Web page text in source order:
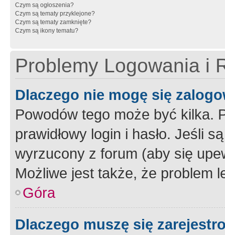
Czym są ogłoszenia?
Czym są tematy przyklejone?
Czym są tematy zamknięte?
Czym są ikony tematu?
Problemy Logowania i
Dlaczego nie mogę się
Powodów tego może być kilka.
prawidłowy login i hasło. Jeśli
wyrzucony z forum (aby się
Możliwe jest także, że problem
Góra
Dlaczego muszę się